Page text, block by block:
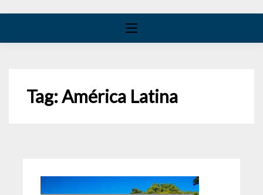
Tag:América Latina